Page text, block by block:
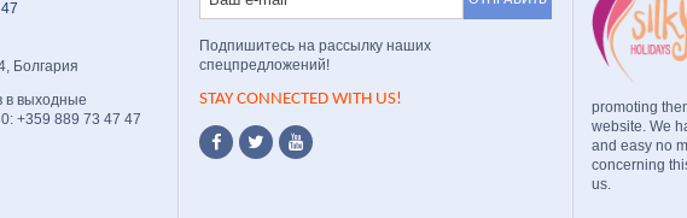
Болгария
в выходные
+359 889 73 47 47
Подпишитесь на рассылку наших
спецпредложений!
STAY CONNECTED WITH US!
promoting
website. We
and easy no
concerning
us.